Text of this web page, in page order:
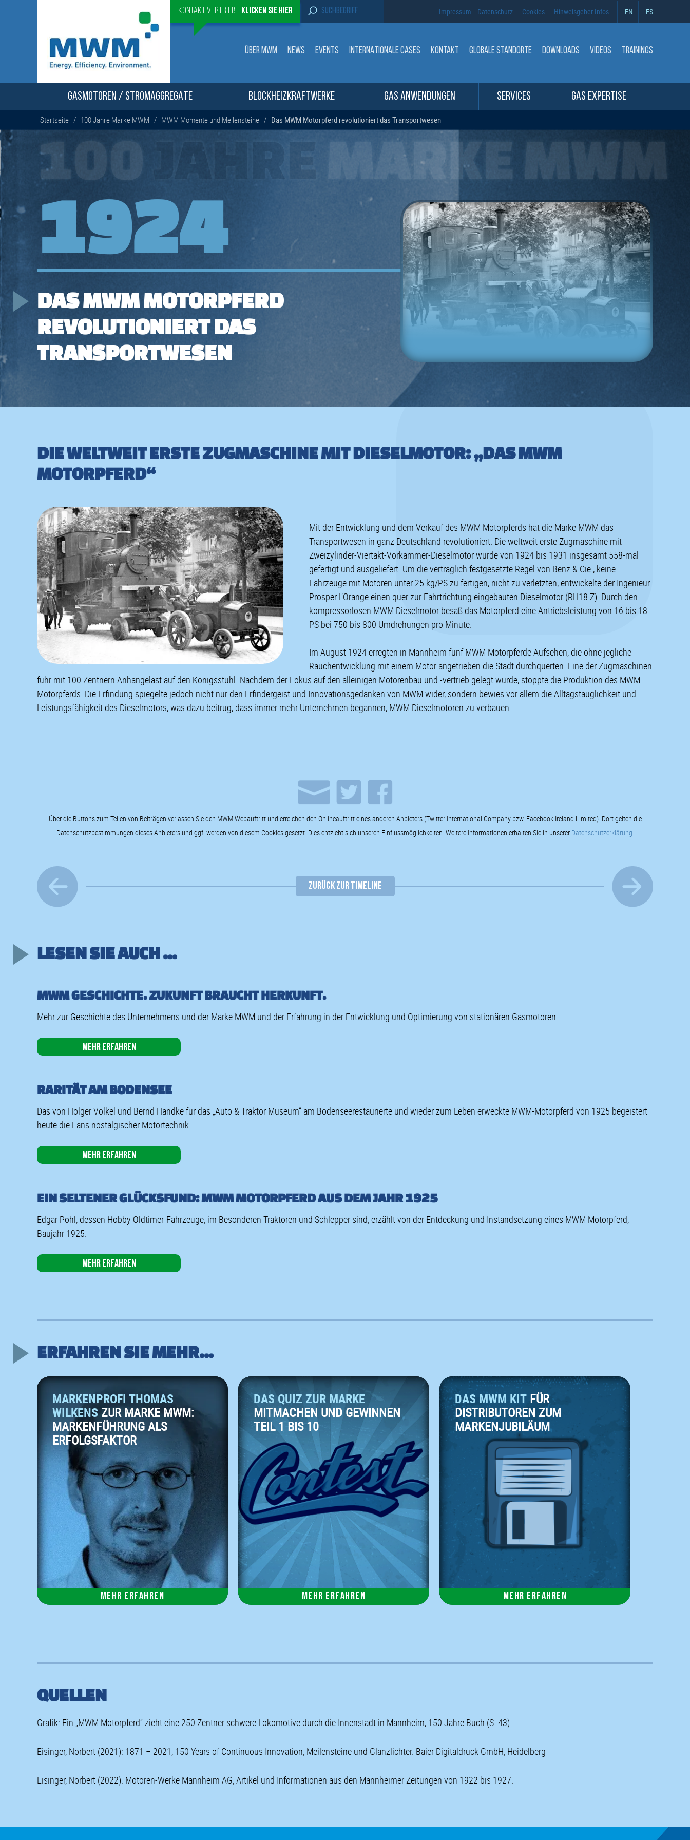
Kontakt Vertrieb - Klicken sie Hier
S
e
r
:
Impressum Datenschutz Cookies Hinweisgeber-Infos EN ES
ÜBER MWM NEWS EVENTS INTERNATIONALE CASES KONTAKT GLOBALE STANDORTE DOWNLOADS VIDEOS TRAININGS
GASMOTOREN / STROMAGGREGATE BLOCKHEIZKRAFTWERKE GAS ANWENDUNGEN SERVICES GAS EXPERTISE
Startseite / 100 Jahre Marke MWM / MWM Momente und Meilensteine / Das MWM Motorpferd revolutioniert das Transportwesen
100 JAHRE MARKE MWM
1924
DAS MWM MOTORPFERD
REVOLUTIONIERT DAS
TRANSPORTWESEN
DIE WELTWEIT ERSTE ZUGMASCHINE MIT DIESELMOTOR: „DAS MWM
MOTORPFERD“
Mit der Entwicklung und dem Verkauf des MWM Motorpferds hat die Marke MWM das
Transportwesen in ganz Deutschland revolutioniert. Die weltweit erste Zugmaschine mit
Zweizylinder-Viertakt-Vorkammer-Dieselmotor wurde von 1924 bis 1931 insgesamt 558-mal
gefertigt und ausgeliefert. Um die vertraglich festgesetzte Regel von Benz & Cie., keine
Fahrzeuge mit Motoren unter 25 kg/PS zu fertigen, nicht zu verletzten, entwickelte der Ingenieur
Prosper L’Orange einen quer zur Fahrtrichtung eingebauten Dieselmotor (RH18 Z). Durch den
kompressorlosen MWM Dieselmotor besaß das Motorpferd eine Antriebsleistung von 16 bis 18
PS bei 750 bis 800 Umdrehungen pro Minute.
Im August 1924 erregten in Mannheim fünf MWM Motorpferde Aufsehen, die ohne jegliche
Rauchentwicklung mit einem Motor angetrieben die Stadt durchquerten. Eine der Zugmaschinen
fuhr mit 100 Zentnern Anhängelast auf den Königsstuhl. Nachdem der Fokus auf den alleinigen Motorenbau und -vertrieb gelegt wurde, stoppte die Produktion des MWM
Motorpferds. Die Erfindung spiegelte jedoch nicht nur den Erfindergeist und Innovationsgedanken von MWM wider, sondern bewies vor allem die Alltagstauglichkeit und
Leistungsfähigkeit des Dieselmotors, was dazu beitrug, dass immer mehr Unternehmen begannen, MWM Dieselmotoren zu verbauen.
Über die Buttons zum Teilen von Beiträgen verlassen Sie den MWM Webauftritt und erreichen den Onlineauftritt eines anderen Anbieters (Twitter International Company bzw. Facebook Ireland Limited). Dort gelten die
Datenschutzbestimmungen dieses Anbieters und ggf. werden von diesem Cookies gesetzt. Dies entzieht sich unseren Einflussmöglichkeiten. Weitere Informationen erhalten Sie in unserer Datenschutzerklärung.
ZURÜCK ZUR TIMELINE
LESEN SIE AUCH ...
MWM GESCHICHTE. ZUKUNFT BRAUCHT HERKUNFT.
Mehr zur Geschichte des Unternehmens und der Marke MWM und der Erfahrung in der Entwicklung und Optimierung von stationären Gasmotoren.
Mehr erfahren
RARITÄT AM BODENSEE
Das von Holger Völkel und Bernd Handke für das „Auto & Traktor Museum“ am Bodenseerestaurierte und wieder zum Leben erweckte MWM-Motorpferd von 1925 begeistert
heute die Fans nostalgischer Motortechnik.
Mehr erfahren
EIN SELTENER GLÜCKSFUND: MWM MOTORPFERD AUS DEM JAHR 1925
Edgar Pohl, dessen Hobby Oldtimer-Fahrzeuge, im Besonderen Traktoren und Schlepper sind, erzählt von der Entdeckung und Instandsetzung eines MWM Motorpferd,
Baujahr 1925.
Mehr erfahren
ERFAHREN SIE MEHR...
MARKENPROFI THOMAS
WILKENS ZUR MARKE MWM:
MARKENFÜHRUNG ALS
ERFOLGSFAKTOR
Mehr erfahren
DAS QUIZ ZUR MARKE
MITMACHEN UND GEWINNEN
TEIL 1 BIS 10
Mehr erfahren
DAS MWM KIT FÜR
DISTRIBUTOREN ZUM
MARKENJUBILÄUM
Mehr erfahren
QUELLEN
Grafik: Ein „MWM Motorpferd“ zieht eine 250 Zentner schwere Lokomotive durch die Innenstadt in Mannheim, 150 Jahre Buch (S. 43)
Eisinger, Norbert (2021): 1871 – 2021, 150 Years of Continuous Innovation, Meilensteine und Glanzlichter. Baier Digitaldruck GmbH, Heidelberg
Eisinger, Norbert (2022): Motoren-Werke Mannheim AG, Artikel und Informationen aus den Mannheimer Zeitungen von 1922 bis 1927.